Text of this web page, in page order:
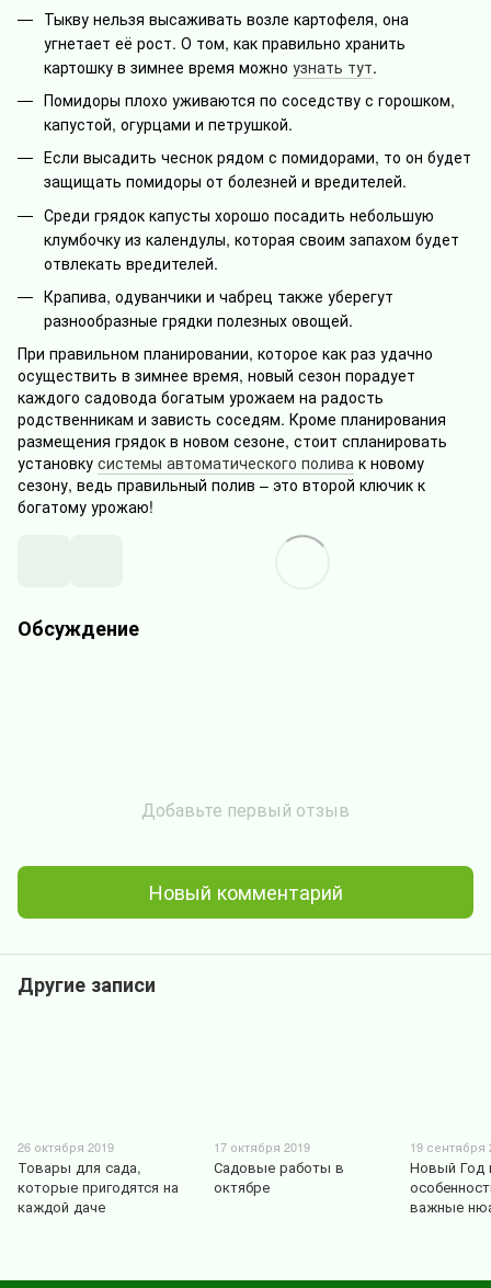
Тыкву нельзя высаживать возле картофеля, она
угнетает её рост. О том, как правильно хранить
картошку в зимнее время можно узнать тут.
Помидоры плохо уживаются по соседству с горошком,
капустой, огурцами и петрушкой.
Если высадить чеснок рядом с помидорами, то он будет
защищать помидоры от болезней и вредителей.
Среди грядок капусты хорошо посадить небольшую
клумбочку из календулы, которая своим запахом будет
отвлекать вредителей.
Крапива, одуванчики и чабрец также уберегут
разнообразные грядки полезных овощей.
При правильном планировании, которое как раз удачно
осуществить в зимнее время, новый сезон порадует
каждого садовода богатым урожаем на радость
родственникам и зависть соседям. Кроме планирования
размещения грядок в новом сезоне, стоит спланировать
установку системы автоматического полива к новому
сезону, ведь правильный полив – это второй ключик к
богатому урожаю!
Обсуждение
Добавьте первый отзыв
Новый комментарий
Другие записи
26 октября 2019
Товары для сада,
которые пригодятся на
каждой даче
17 октября 2019
Садовые работы в
октябре
19 сентября
Новый Год
важные